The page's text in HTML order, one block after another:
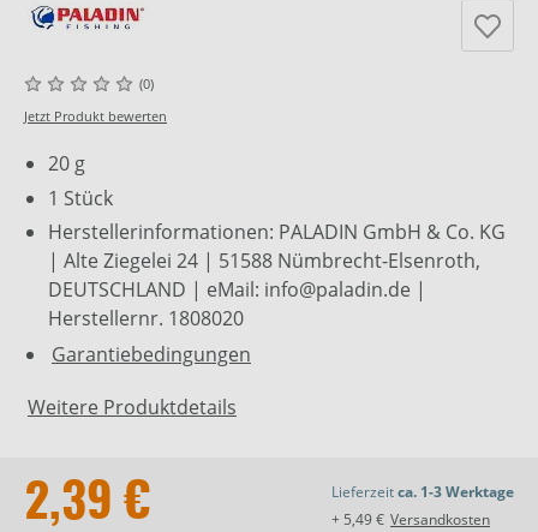
(0)
Jetzt Produkt bewerten
20 g
1 Stück
Herstellerinformationen: PALADIN GmbH & Co. KG
| Alte Ziegelei 24 | 51588 Nümbrecht-Elsenroth,
DEUTSCHLAND | eMail: info@paladin.de |
Herstellernr. 1808020
Garantiebedingungen
Weitere Produktdetails
2,39 € Lieferzeitca. 1-3 Werktage
+ 5,49 € Versandkosten